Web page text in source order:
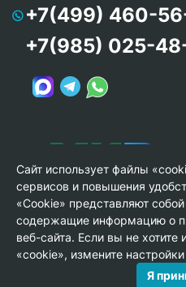
+7(499) 460-
+7(985) 025-
© Copyright 2013-2026
Сайт использует файлы
сервисов и повышения
«Cookie» представляют
содержащие информацию о
веб-сайта. Если вы не хотите
«cookie», измените
Я